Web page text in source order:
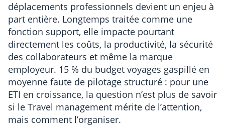
déplacements professionnels devient un enjeu à
part entière. Longtemps traitée comme une
fonction support, elle impacte pourtant
directement les coûts, la productivité, la sécurité
des collaborateurs et même la marque
employeur. 15 % du budget voyages gaspillé en
moyenne faute de pilotage structuré : pour une
ETI en croissance, la question n’est plus de savoir
si le Travel management mérite de l’attention,
mais comment l’organiser.